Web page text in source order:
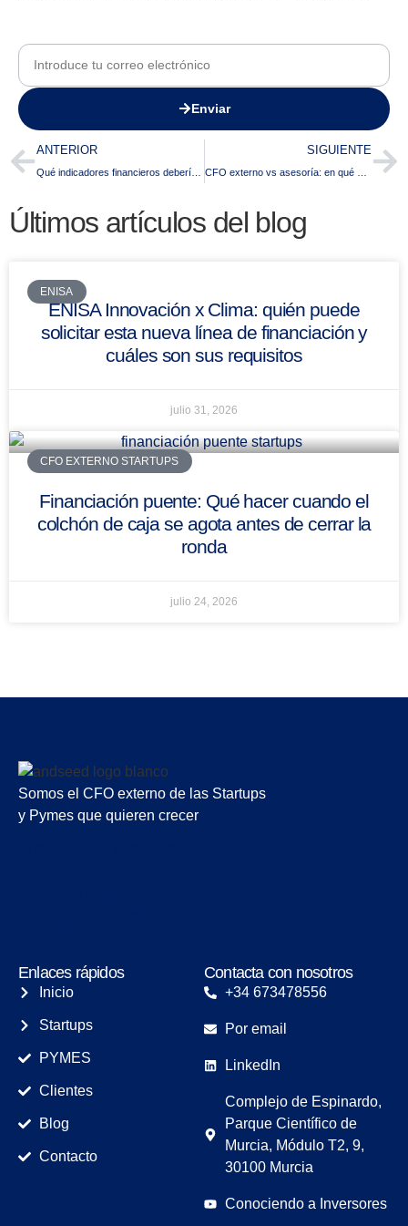
Enviar
ANTERIOR SIGUIENTE
Últimos artículos del blog
ENISA
ENISA Innovación x Clima: quién puede
solicitar esta nueva línea de financiación y
cuáles son sus requisitos
julio 31, 2026
CFO EXTERNO STARTUPS
Financiación puente: Qué hacer cuando el
colchón de caja se agota antes de cerrar la
ronda
julio 24, 2026
Somos el CFO externo de las Startups
y Pymes que quieren crecer
Enlaces rápidos
Inicio
Startups
PYMES
Clientes
Blog
Contacto
Contacta con nosotros
+34 673478556
Por email
LinkedIn
Complejo de Espinardo,
Parque Científico de
Murcia, Módulo T2, 9,
30100 Murcia
Conociendo a Inversores